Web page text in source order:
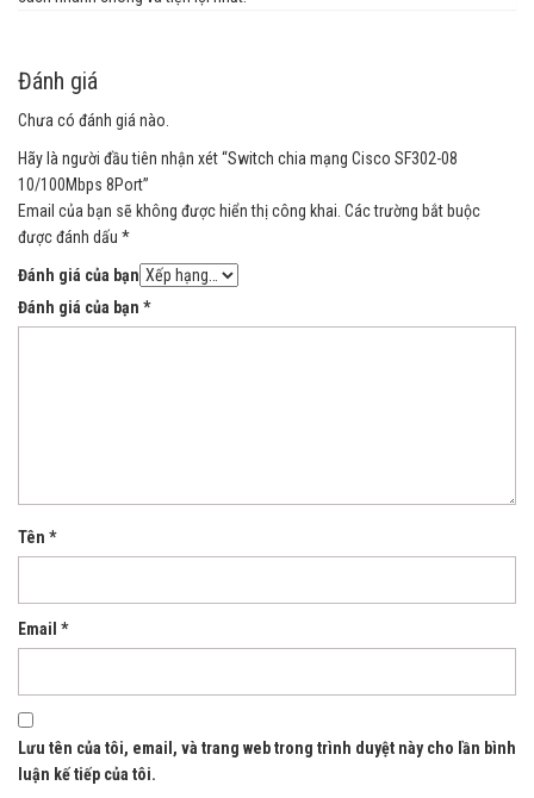
Đánh giá
Chưa có đánh giá nào.
Hãy là người đầu tiên nhận xét “Switch chia mạng Cisco SF302-08
10/100Mbps 8Port”
Email của bạn sẽ không được hiển thị công khai. Các trường bắt buộc
được đánh dấu *
Đánh giá của bạn
Đánh giá của bạn *
Tên *
Email *
Lưu tên của tôi, email, và trang web trong trình duyệt này cho lần bình
luận kế tiếp của tôi.